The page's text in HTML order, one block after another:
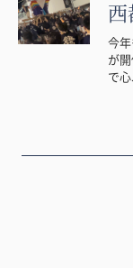
西
今年
が
で心